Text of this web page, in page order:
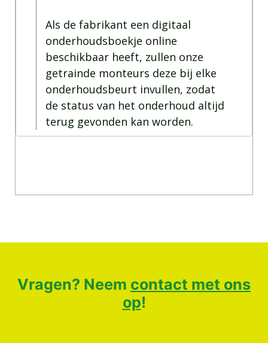
Als de fabrikant een digitaal
onderhoudsboekje online
beschikbaar heeft, zullen onze
getrainde monteurs deze bij elke
onderhoudsbeurt invullen, zodat
de status van het onderhoud altijd
terug gevonden kan worden.
Vragen? Neem contact met ons
op!